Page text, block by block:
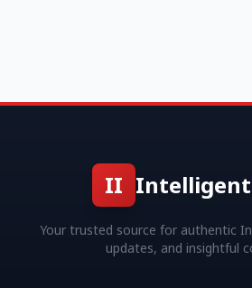
II
Your trusted source for authentic
updates, and insightful